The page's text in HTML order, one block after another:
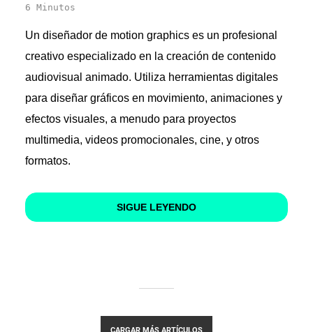
6 Minutos
Un diseñador de motion graphics es un profesional
creativo especializado en la creación de contenido
audiovisual animado. Utiliza herramientas digitales
para diseñar gráficos en movimiento, animaciones y
efectos visuales, a menudo para proyectos
multimedia, videos promocionales, cine, y otros
formatos.
SIGUE LEYENDO